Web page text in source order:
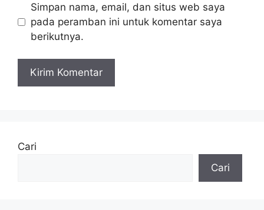
Simpan nama, email, dan situs web saya
pada peramban ini untuk komentar saya
berikutnya.
Cari
Cari